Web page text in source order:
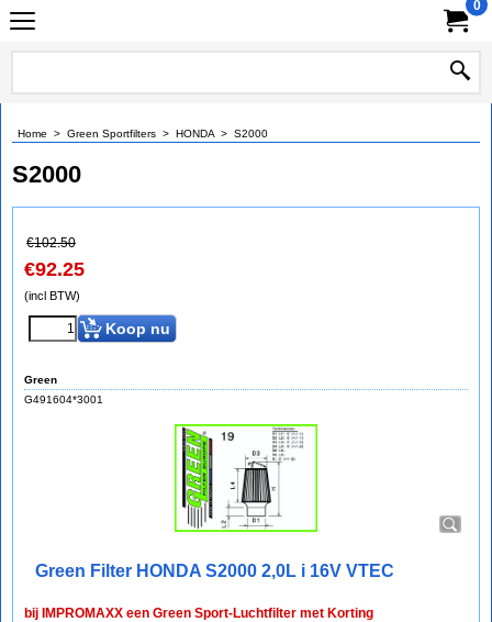
0
Home > Green Sportfilters > HONDA > S2000
S2000
€102.50
€92.25
(incl BTW)
Koop nu
Green
G491604*3001
Green Filter HONDA S2000 2,0L i 16V VTEC
bij IMPROMAXX een Green Sport-Luchtfilter met Korting